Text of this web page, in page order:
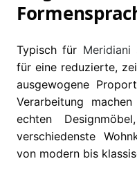
Typisch für Meridiani
für eine reduzierte,
ausgewogene
Verarbeitung
echten
verschiedenste
von modern bis